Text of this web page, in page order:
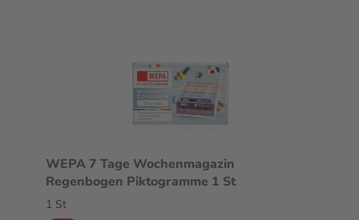
WEPA 7 Tage Wochenmagazin
Regenbogen Piktogramme 1 St
1 St